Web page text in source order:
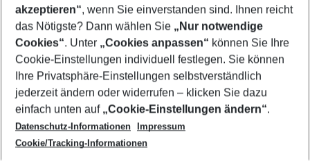
Footer
Footer navigation
Über uns
AGB
Cookie-Einstellungen ändern
Cookie-Richtlinie
Datenschutz
Service & Hilfe
Barrierefreies Reisen
Check-in
Folgen Sie uns
akzeptieren“, wenn Sie einverstanden sind. Ihnen reicht
das Nötigste? Dann wählen Sie „Nur notwendige
Cookies“. Unter „Cookies anpassen“ können Sie Ihre
Cookie-Einstellungen individuell festlegen. Sie können
Ihre Privatsphäre-Einstellungen selbstverständlich
jederzeit ändern oder widerrufen – klicken Sie dazu
einfach unten auf „Cookie-Einstellungen ändern“.
Datenschutz-Informationen
Impressum
Cookie/Tracking-Informationen